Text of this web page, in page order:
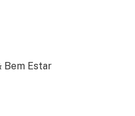
Bem Estar